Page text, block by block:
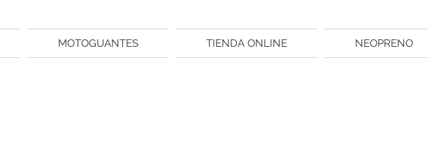
MOTOGUANTES TIENDA ONLINE NEOPRENO